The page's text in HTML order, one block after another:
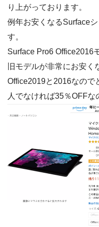
り上がっております。
例年お安くなるSurface
す。
Surface Pro6
旧モデルが非常にお安
Office2019と2016なので
人でなければ35％OFFな